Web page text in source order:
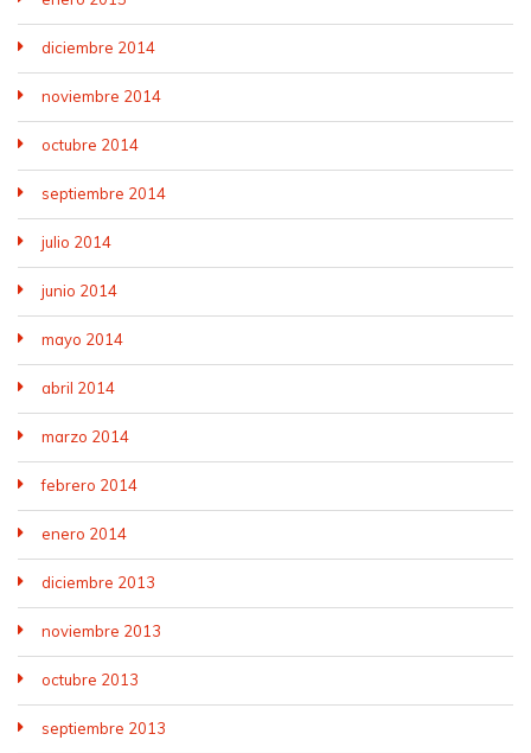
diciembre 2014
noviembre 2014
octubre 2014
septiembre 2014
julio 2014
junio 2014
mayo 2014
abril 2014
marzo 2014
febrero 2014
enero 2014
diciembre 2013
noviembre 2013
octubre 2013
septiembre 2013